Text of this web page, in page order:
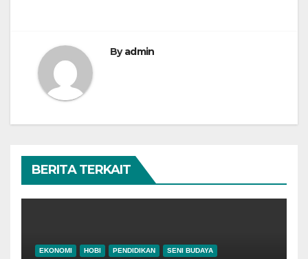
Byadmin
BERITA TERKAIT
EKONOMI HOBI PENDIDIKAN SENI BUDAYA